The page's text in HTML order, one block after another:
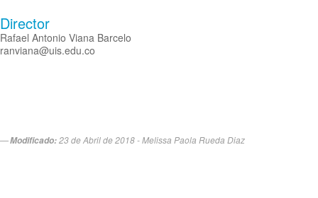
Director
Rafael Antonio Viana Barcelo
ranviana@uis.edu.co
Modificado:23 de Abril de 2018 - Melissa Paola Rueda Diaz